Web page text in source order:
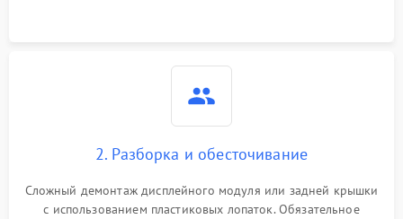
2. Разборка и обесточивание
Сложный демонтаж дисплейного модуля или задней крышки
с использованием пластиковых лопаток. Обязательное